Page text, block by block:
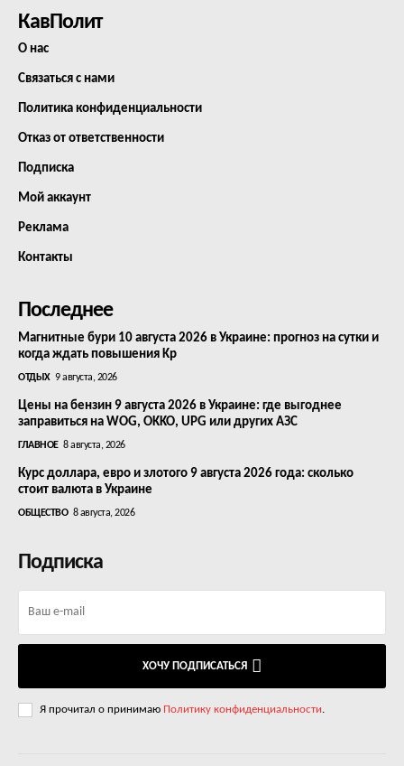
КавПолит
О нас
Связаться с нами
Политика конфиденциальности
Отказ от ответственности
Подписка
Мой аккаунт
Реклама
Контакты
Последнее
Магнитные бури 10 августа 2026 в Украине: прогноз на сутки и
когда ждать повышения Kp
ОТДЫХ 9 августа, 2026
Цены на бензин 9 августа 2026 в Украине: где выгоднее
заправиться на WOG, OKKO, UPG или других АЗС
ГЛАВНОЕ 8 августа, 2026
Курс доллара, евро и злотого 9 августа 2026 года: сколько
стоит валюта в Украине
ОБЩЕСТВО 8 августа, 2026
Подписка
ХОЧУ ПОДПИСАТЬСЯ
Я прочитал о принимаю Политику конфиденциальности.